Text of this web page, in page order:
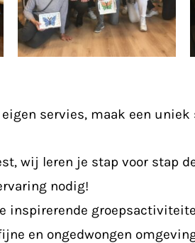
servies, maak een
wij leren je stap voor stap
nodig!
inspirerende
en ongedwongen